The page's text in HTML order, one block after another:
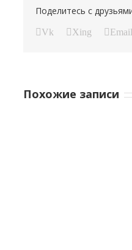
Поделитесь с
Vk Xing Email
Похожие записи